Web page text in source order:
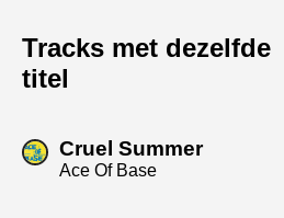
Tracks met dezelfde
titel
Cruel Summer
Ace Of Base